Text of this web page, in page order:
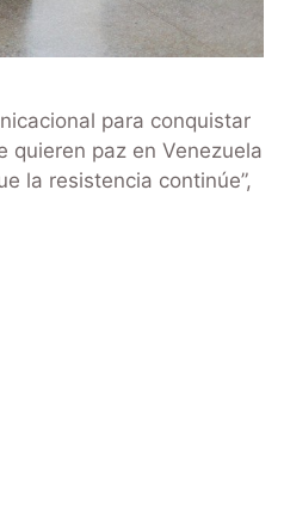
para conquistar
quieren paz en Venezuela
la resistencia continúe”,